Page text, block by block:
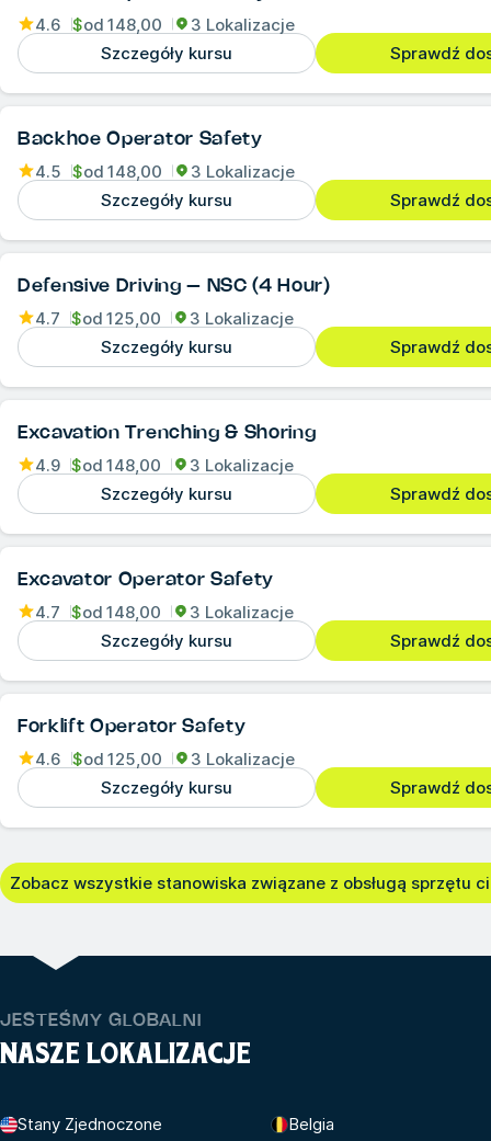
4.6 $od 148,00
3 Lokalizacje
Szczegóły kursu
Sprawdź
Backhoe Operator Safety
4.5 $od 148,00
3 Lokalizacje
Szczegóły kursu
Sprawdź
Defensive Driving – NSC (4 Hour)
4.7 $od 125,00
3 Lokalizacje
Szczegóły kursu
Sprawdź
Excavation Trenching & Shoring
4.9 $od 148,00
3 Lokalizacje
Szczegóły kursu
Sprawdź
Excavator Operator Safety
4.7 $od 148,00
3 Lokalizacje
Szczegóły kursu
Sprawdź
Forklift Operator Safety
4.6 $od 125,00
3 Lokalizacje
Szczegóły kursu
Sprawdź
Zobacz wszystkie stanowiska związane z obsługą sprzętu
JESTEŚMY GLOBALNI
NASZE LOKALIZACJE
Stany Zjednoczone Belgia